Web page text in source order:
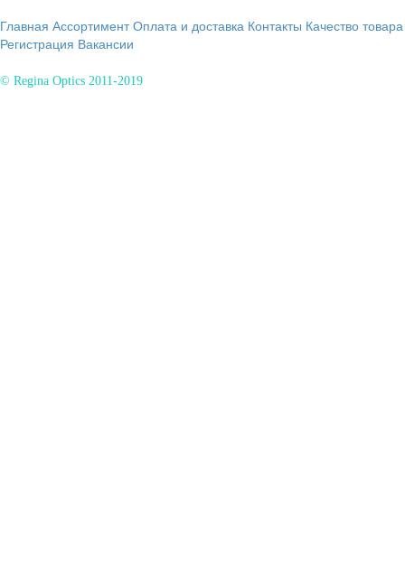
Главная Ассортимент Оплата и доставка Контакты Качество товара
Регистрация Вакансии
© Regina Optics 2011-2019